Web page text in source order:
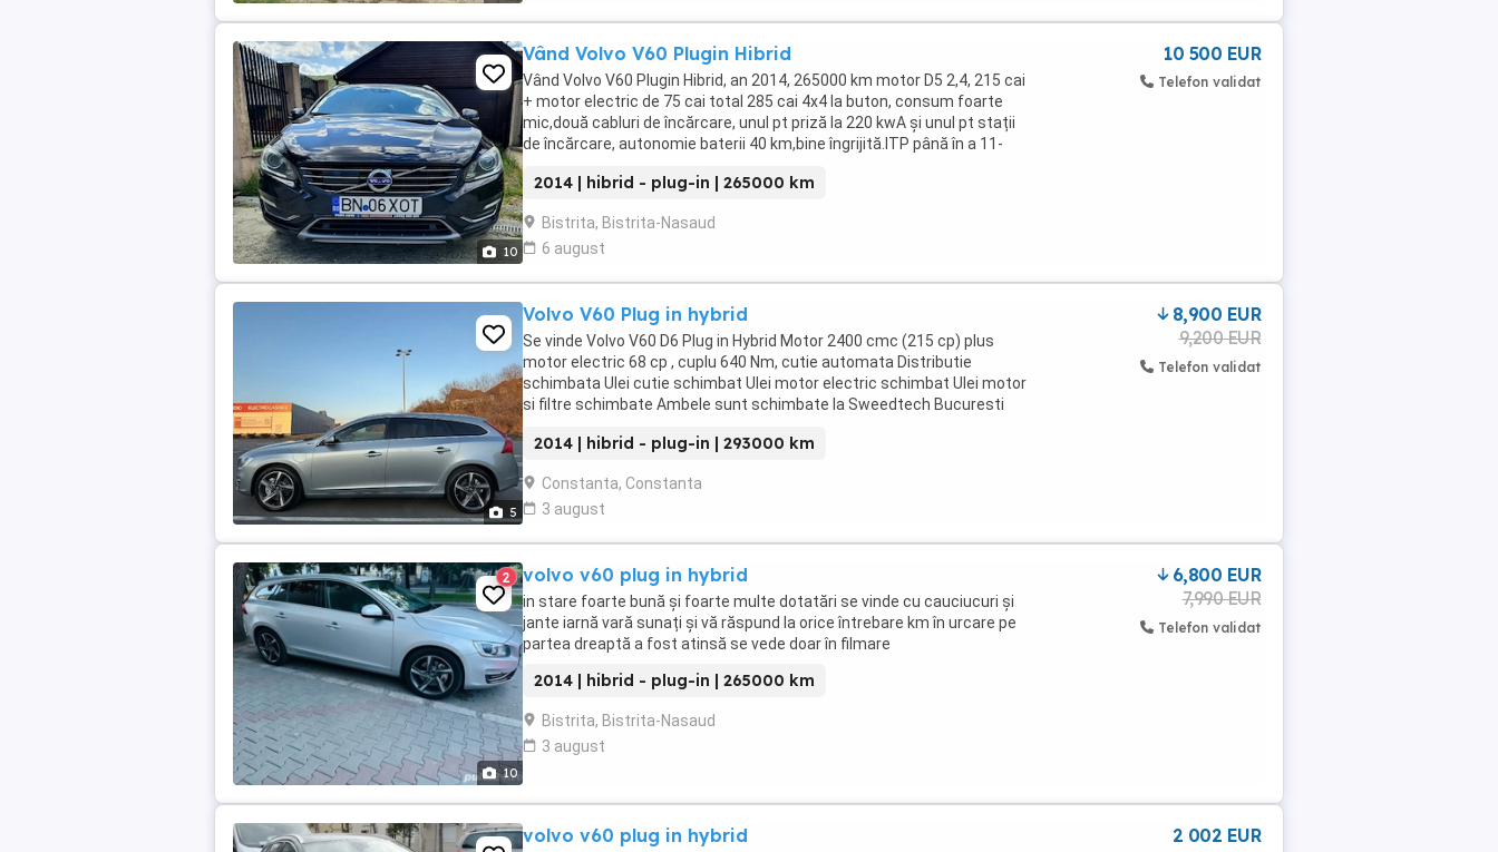
10
Vând Volvo V60 Plugin Hibrid
Vând Volvo V60 Plugin Hibrid, an 2014, 265000 km motor D5 2,4, 215 cai
+ motor electric de 75 cai total 285 cai 4x4 la buton, consum foarte
mic,două cabluri de încărcare, unul pt priză la 220 kwA și unul pt stații
de încărcare, autonomie baterii 40 km,bine îngrijită.ITP până în a 11-
2014 | hibrid - plug-in | 265000 km
Bistrita, Bistrita-Nasaud
6 august
10 500 EUR
Telefon validat
5
Volvo V60 Plug in hybrid
Se vinde Volvo V60 D6 Plug in Hybrid Motor 2400 cmc (215 cp) plus
motor electric 68 cp , cuplu 640 Nm, cutie automata Distributie
schimbata Ulei cutie schimbat Ulei motor electric schimbat Ulei motor
si filtre schimbate Ambele sunt schimbate la Sweedtech Bucuresti
2014 | hibrid - plug-in | 293000 km
Constanta, Constanta
3 august
8,900 EUR
9,200 EUR
Telefon validat
10
2 volvo v60 plug in hybrid
in stare foarte bună și foarte multe dotatări se vinde cu cauciucuri și
jante iarnă vară sunați și vă răspund la orice întrebare km în urcare pe
partea dreaptă a fost atinsă se vede doar în filmare
2014 | hibrid - plug-in | 265000 km
Bistrita, Bistrita-Nasaud
3 august
6,800 EUR
7,990 EUR
Telefon validat
volvo v60 plug in hybrid 2 002 EUR